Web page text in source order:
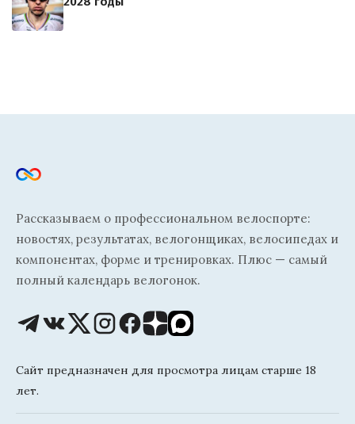
Рассказываем о профессиональном велоспорте:
новостях, результатах, велогонщиках, велосипедах и
компонентах, форме и тренировках. Плюс — самый
полный календарь велогонок.
Сайт предназначен для просмотра лицам старше 18
лет.